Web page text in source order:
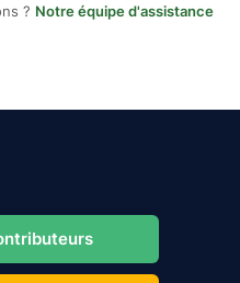
? Notre équipe d'assistance